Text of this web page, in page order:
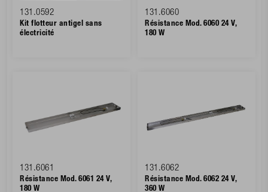
131.0592
Kit flotteur antigel sans
électricité
131.6060
Résistance Mod. 6060 24 V,
180 W
131.6061
Résistance Mod. 6061 24 V,
180 W
131.6062
Résistance Mod. 6062 24 V,
360 W